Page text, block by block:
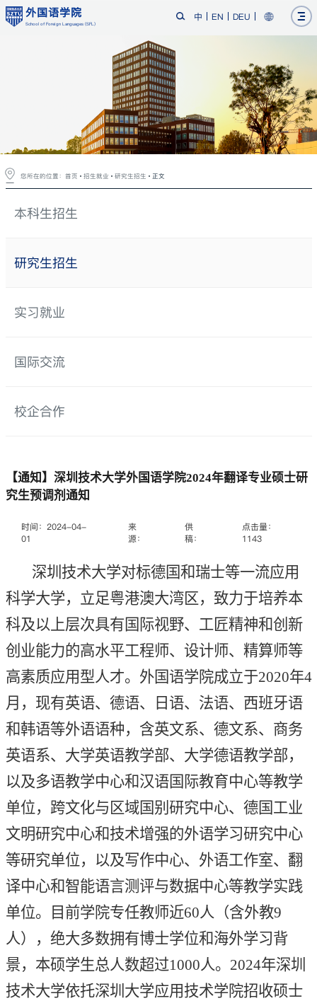
外国语学院
School of Foreign Languages (SFL)
中 EN DEU
本科生招生
研究生招生
实习就业
国际交流
校企合作
【通知】深圳技术大学外国语学院2024年翻译专业硕士研
究生预调剂通知
时间：2024-04-
01
来
源：
供
稿：
点击量：
1143
深圳技术大学对标德国和瑞士等一流应用
科学大学，立足粤港澳大湾区，致力于培养本
科及以上层次具有国际视野、工匠精神和创新
创业能力的高水平工程师、设计师、精算师等
高素质应用型人才。外国语学院成立于2020年4
月，现有英语、德语、日语、法语、西班牙语
和韩语等外语语种，含英文系、德文系、商务
英语系、大学英语教学部、大学德语教学部，
以及多语教学中心和汉语国际教育中心等教学
单位，跨文化与区域国别研究中心、德国工业
文明研究中心和技术增强的外语学习研究中心
等研究单位，以及写作中心、外语工作室、翻
译中心和智能语言测评与数据中心等教学实践
单位。目前学院专任教师近60人（含外教9
人），绝大多数拥有博士学位和海外学习背
景，本硕学生总人数超过1000人。 2024年深圳
技术大学依托深圳大学应用技术学院招收硕士